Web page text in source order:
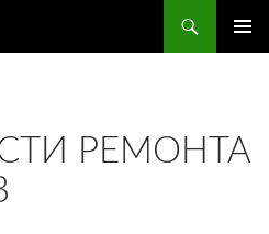
РЕМОНТА